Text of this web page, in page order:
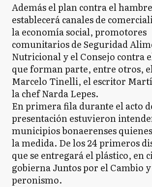
Además el plan contra el hambre
establecerá canales de
la economía social, promotores
comunitarios de Seguridad
Nutricional y el Consejo contra
que forman parte, entre otros,
Marcelo Tinelli, el escritor
la chef Narda Lepes.
En primera fila durante el acto
presentación estuvieron
municipios bonaerenses
la medida. De los 24 primeros
que se entregará el plástico, en
gobierna Juntos por el Cambio
peronismo.